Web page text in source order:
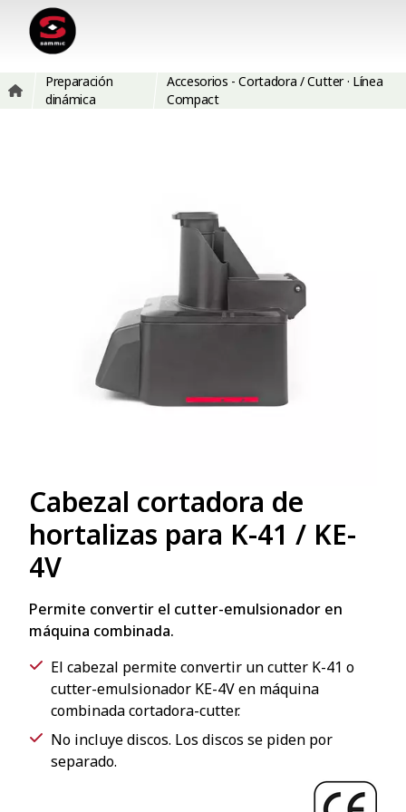
Preparación
dinámica
Accesorios - Cortadora / Cutter · Línea
Compact
Cabezal cortadora de
hortalizas para K-41 / KE-
4V
Permite convertir el cutter-emulsionador en
máquina combinada.
El cabezal permite convertir un cutter K-41 o
cutter-emulsionador KE-4V en máquina
combinada cortadora-cutter.
No incluye discos. Los discos se piden por
separado.